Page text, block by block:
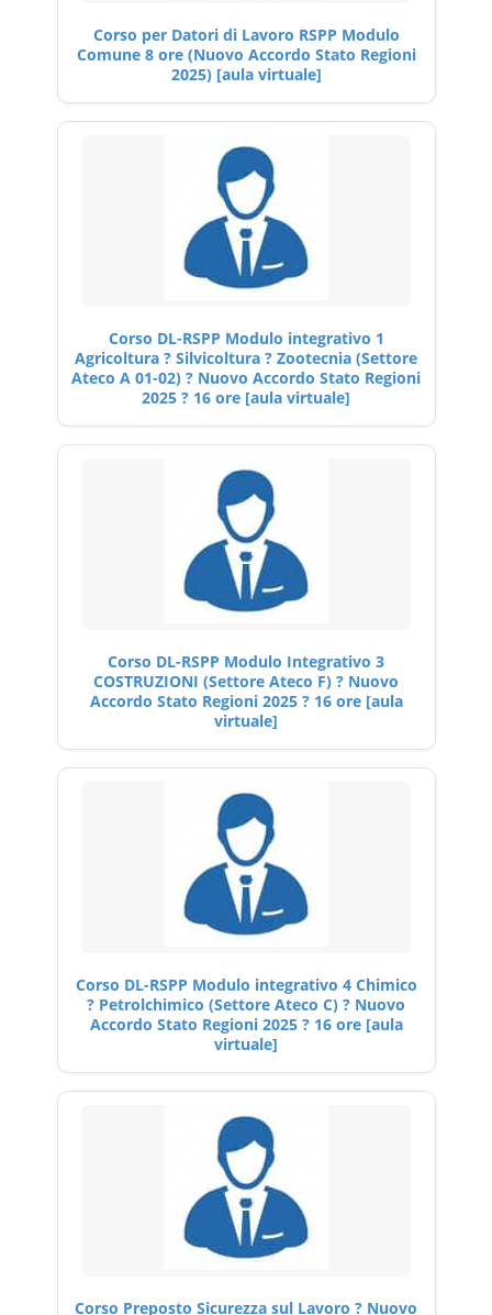
Corso per Datori di Lavoro RSPP Modulo
Comune 8 ore (Nuovo Accordo Stato Regioni
2025) [aula virtuale]
Corso DL-RSPP Modulo integrativo 1
Agricoltura ? Silvicoltura ? Zootecnia (Settore
Ateco A 01-02) ? Nuovo Accordo Stato Regioni
2025 ? 16 ore [aula virtuale]
Corso DL-RSPP Modulo Integrativo 3
COSTRUZIONI (Settore Ateco F) ? Nuovo
Accordo Stato Regioni 2025 ? 16 ore [aula
virtuale]
Corso DL-RSPP Modulo integrativo 4 Chimico
? Petrolchimico (Settore Ateco C) ? Nuovo
Accordo Stato Regioni 2025 ? 16 ore [aula
virtuale]
Corso Preposto Sicurezza sul Lavoro ? Nuovo